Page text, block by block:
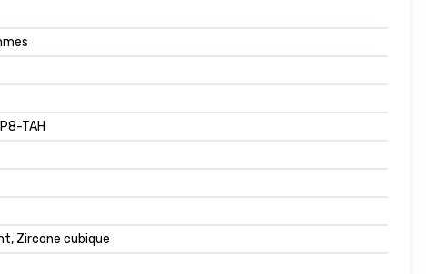
TAH
Zircone cubique